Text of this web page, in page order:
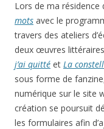
Lors de ma résidence
mots avec le
travers des ateliers
deux œuvres
j’ai quitté et La
sous forme de
numérique sur le site
création se poursuit
les formulaires afin